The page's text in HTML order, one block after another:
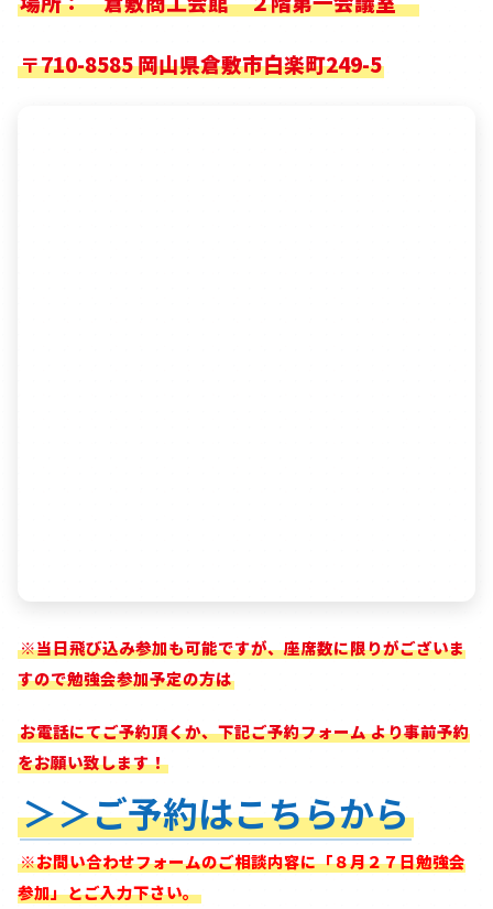
〒710-8585 岡山県倉敷市白楽町249-5
※当日飛び込み参加も可能ですが、座席数に限りがございま
すので勉強会参加予定の方は
お電話にてご予約頂くか、下記ご予約フォームより事前予約
をお願い致します！
＞＞ご予約はこちらから
※お問い合わせフォームのご相談内容に「８月２７日勉強会
参加」とご入力下さい。